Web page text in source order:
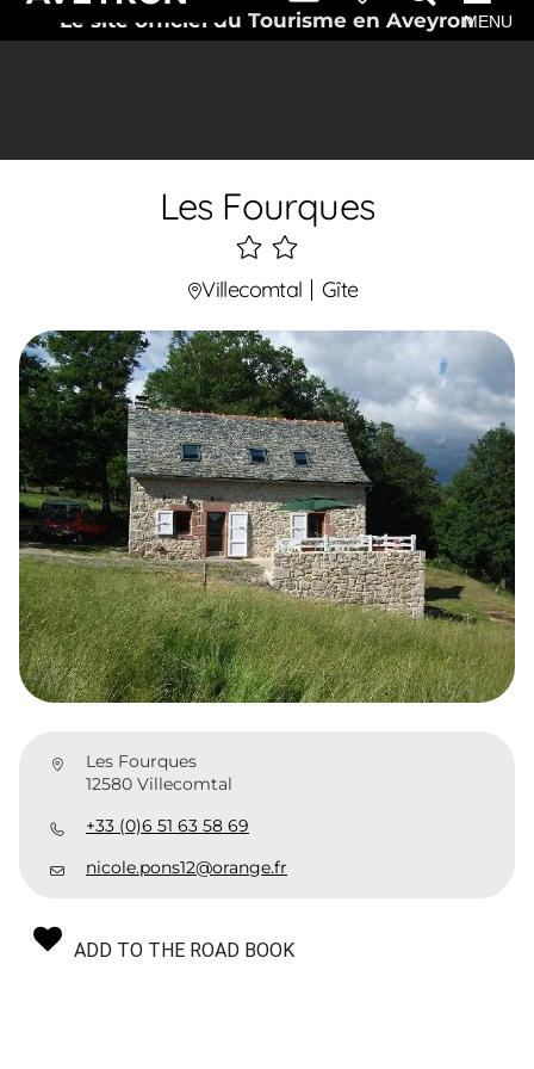
Le site officiel du Tourisme en AveyronMENU
Les Fourques
2
étoiles
Villecomtal Gîte
Les Fourques
12580 Villecomtal
+33 (0)6 51 63 58 69
nicole.pons12@orange.fr
ADD TO THE ROAD BOOK